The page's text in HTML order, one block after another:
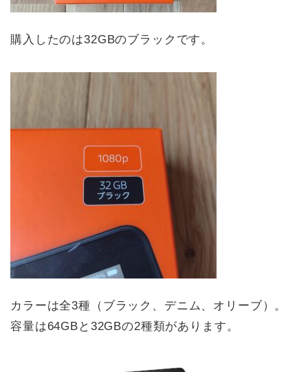
購入したのは32GBのブラックです。
カラーは全3種（ブラック、デニム、オリーブ）。
容量は64GBと32GBの2種類があります。